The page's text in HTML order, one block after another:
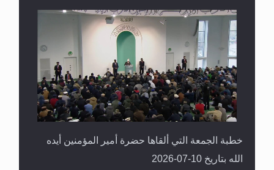
خطبة الجمعة التي ألقاها حضرة أمير المؤمنين أيده
الله بتاريخ 10-07-2026